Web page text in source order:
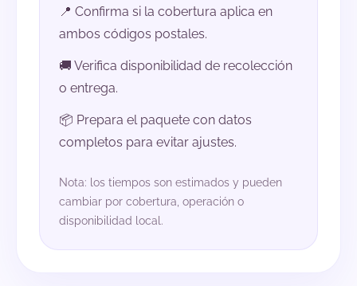
📍 Confirma si la cobertura aplica en
ambos códigos postales.
🚚 Verifica disponibilidad de recolección
o entrega.
📦 Prepara el paquete con datos
completos para evitar ajustes.
Nota: los tiempos son estimados y pueden
cambiar por cobertura, operación o
disponibilidad local.